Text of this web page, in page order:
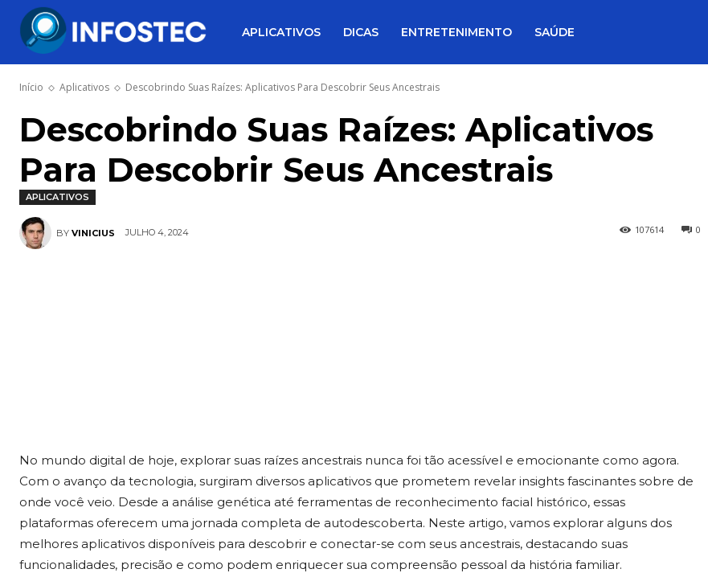
APLICATIVOS DICAS ENTRETENIMENTO SAÚDE
Início Aplicativos Descobrindo Suas Raízes: Aplicativos Para Descobrir Seus Ancestrais
Descobrindo Suas Raízes: Aplicativos
Para Descobrir Seus Ancestrais
APLICATIVOS
BY VINICIUS JULHO 4, 2024 0
107614
No mundo digital de hoje, explorar suas raízes ancestrais nunca foi tão acessível e emocionante como agora.
Com o avanço da tecnologia, surgiram diversos aplicativos que prometem revelar insights fascinantes sobre de
onde você veio. Desde a análise genética até ferramentas de reconhecimento facial histórico, essas
plataformas oferecem uma jornada completa de autodescoberta. Neste artigo, vamos explorar alguns dos
melhores aplicativos disponíveis para descobrir e conectar-se com seus ancestrais, destacando suas
funcionalidades, precisão e como podem enriquecer sua compreensão pessoal da história familiar.